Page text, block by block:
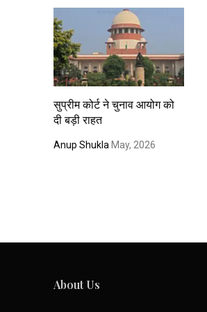
सुप्रीम कोर्ट ने चुनाव आयोग को
दी बड़ी राहत
Anup Shukla May, 2026
About Us